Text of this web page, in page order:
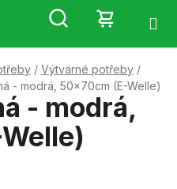
Hledat
KOŠÍK
/ Výtvarné potřeby /
- modrá, 50x70cm (E-Welle)
- modrá,